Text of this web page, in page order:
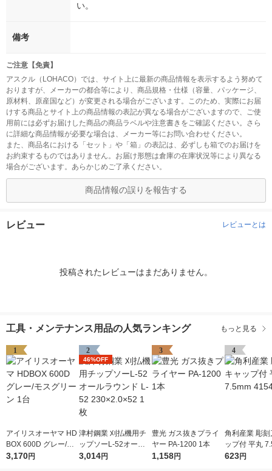
い。
備考
ご注意【免責】
アスクル（LOHACO）では、サイト上に最新の商品情報を表示するよう努めて
おりますが、メーカーの都合等により、商品規格・仕様（容量、パッケージ、
原材料、原産国など）が変更される場合がございます。このため、実際にお届
けする商品とサイト上の商品情報の表記が異なる場合がございますので、ご使
用前には必ずお届けした商品の商品ラベルや注意書きをご確認ください。さら
に詳細な商品情報が必要な場合は、メーカー等にお問い合わせください。
また、商品名における「セット」や「箱」の表記は、必ずしも箱でのお届けを
お約束するものではありません。お届け形態は倉庫の在庫状況等により異なる
場合がございます。あらかじめご了承ください。
商品情報の誤りを報告する
レビュー レビューとは
投稿されたレビューはまだありません。
工具・メンテナンス用品の人気ランキング もっと見る
1
アイリスオーヤマ HD
BOX 600D グレー/モ
スグリーン 1台
3,170円
2
46%OFF
津村鋼業 刈払機用チ
ップソーL-52オール
ラウンド L-52 230×2.
3,014円
3
豊光 ガス抜きプライ
ヤー PA-1200 1本
1,158円
4
角利産業 彫刻
ップ付 平丸
541 1個
623円